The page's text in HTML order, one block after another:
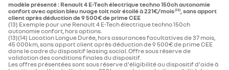
modèle présenté : Renault 4 E-Tech électrique techno 150ch autonomie
confort​ avec option bleu nuage toit noir étoilé à 221€/mois(13), sans apport
client après déduction de 9 500€ de prime CEE
(13) Exemple pour une Renault 4 E-Tech électrique techno 150ch
autonomie confort​​, hors options.
(13)(14) Location Longue Durée, hors assurances facultatives de 37 mois,
45 000km, sans apport client après déduction de 9 500€ de prime CEE
dans le cadre du dispositif leasing social. Offre sous réserve de
validation des conditions finales du dispositif.
Les offres présentées sont sous réserve d'éligibilité au dispositif d'aide à